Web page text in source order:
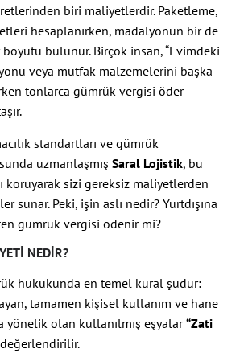
biri maliyetlerdir. Paketleme,
hesaplanırken, madalyonun bir de
bulunur. Birçok insan, “Evimdeki
veya mutfak malzemelerini başka
tonlarca gümrük vergisi öder
standartları ve gümrük
uzmanlaşmış Saral Lojistik, bu
koruyarak sizi gereksiz maliyetlerden
sunar. Peki, işin aslı nedir? Yurtdışına
gümrük vergisi ödenir mi?
NEDIR?
hukukunda en temel kural şudur:
tamamen kişisel kullanım ve hane
yönelik olan kullanılmış eşyalar“Zati